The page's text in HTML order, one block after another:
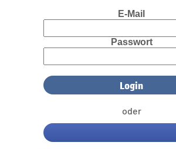
E-Mail
Passwort
oder